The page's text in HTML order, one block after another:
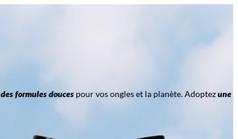
des formules doucespour vos ongles et la planète. Adoptezune